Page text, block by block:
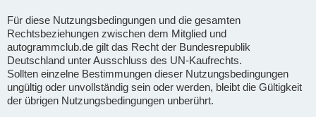
Für diese Nutzungsbedingungen und die gesamten
Rechtsbeziehungen zwischen dem Mitglied und
autogrammclub.de gilt das Recht der Bundesrepublik
Deutschland unter Ausschluss des UN-Kaufrechts.
Sollten einzelne Bestimmungen dieser Nutzungsbedingungen
ungültig oder unvollständig sein oder werden, bleibt die Gültigkeit
der übrigen Nutzungsbedingungen unberührt.